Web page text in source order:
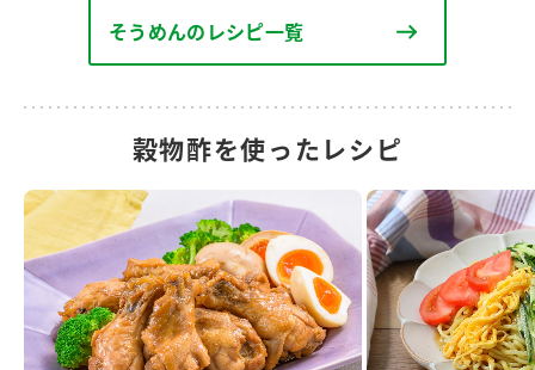
そうめんのレシピ一覧
穀物酢を使ったレシピ